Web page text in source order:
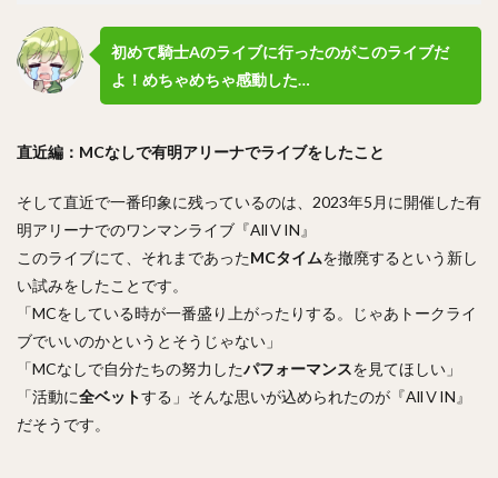
初めて騎士Aのライブに行ったのがこのライブだ
よ！めちゃめちゃ感動した…
直近編：MCなしで有明アリーナでライブをしたこと
そして直近で一番印象に残っているのは、2023年5月に開催した有
明アリーナでのワンマンライブ『AllⅤIN』
このライブにて、それまであったMCタイムを撤廃するという新し
い試みをしたことです。
「MCをしている時が一番盛り上がったりする。じゃあトークライ
ブでいいのかというとそうじゃない」
「MCなしで自分たちの努力したパフォーマンスを見てほしい」
「活動に全ベットする」そんな思いが込められたのが『AllⅤIN』
だそうです。